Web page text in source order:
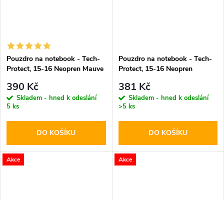
Pouzdro na notebook - Tech-
Protect, 15-16 Neopren Mauve
390 Kč
Skladem - hned k odeslání
5 ks
DO KOŠÍKU
Pouzdro na notebook - Tech-
Protect, 15-16 Neopren
381 Kč
Skladem - hned k odeslání
>5 ks
DO KOŠÍKU
Akce Akce